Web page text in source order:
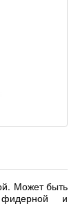
Может быть
и